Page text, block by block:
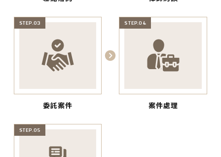
STEP.03
委託案件
STEP.04
案件處理
STEP.05